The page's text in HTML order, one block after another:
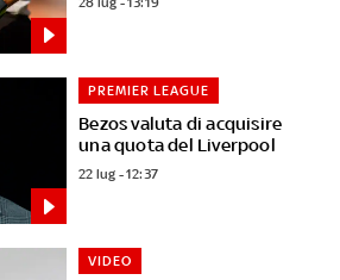
Bezos valuta di acquisire
una quota del Liverpool
PREMIER LEAGUE
22 lug - 12:37
VIDEO